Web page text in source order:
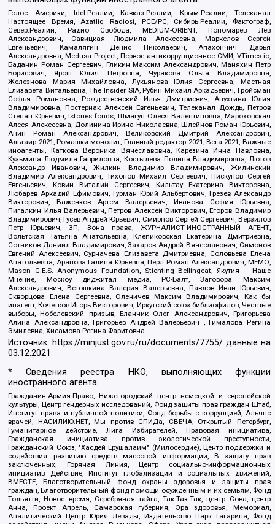
Голос Америки, Idel.Реалии, Кавказ.Реалии, Крым.Реалии, Телеканал
Настоящее Время, Azatliq Radiosi, PCE/PC, Сибирь.Реалии, Фактограф,
Север.Реалии, Радио Свобода, MEDIUM-ORIENT, Пономарев Лев
Александрович, Савицкая Людмила Алексеевна, Маркелов Сергей
Евгеньевич, Камалягин Денис Николаевич, Апахончич Дарья
Александровна, Medusa Project, Первое антикоррупционное СМИ, VTimes.io,
Баданин Роман Сергеевич, Гликин Максим Александрович, Маняхин Петр
Борисович, Ярош Юлия Петровна, Чуракова Ольга Владимировна,
Железнова Мария Михайловна, Лукьянова Юлия Сергеевна, Маетная
Елизавета Витальевна, The Insider SIA, Рубин Михаил Аркадьевич, Гройсман
Софья Романовна, Рождественский Илья Дмитриевич, Апухтина Юлия
Владимировна, Постернак Алексей Евгеньевич, Телеканал Дождь, Петров
Степан Юрьевич, Istories fonds, Шмагун Олеся Валентиновна, Мароховская
Алеся Алексеевна, Долинина Ирина Николаевна, Шлейнов Роман Юрьевич,
Анин Роман Александрович, Великовский Дмитрий Александрович,
Альтаир 2021, Ромашки монолит, Главный редактор 2021, Вега 2021, Важные
иноагенты, Каткова Вероника Вячеславовна, Карезина Инна Павловна,
Кузьмина Людмила Гавриловна, Костылева Полина Владимировна, Лютов
Александр Иванович, Жилкин Владимир Владимирович, Жилинский
Владимир Александрович, Тихонов Михаил Сергеевич, Пискунов Сергей
Евгеньевич, Ковин Виталий Сергеевич, Кильтау Екатерина Викторовна,
Любарев Аркадий Ефимович, Гурман Юрий Альбертович, Грезев Александр
Викторович, Важенков Артем Валерьевич, Иванова София Юрьевна,
Пигалкин Илья Валерьевич, Петров Алексей Викторович, Егоров Владимир
Владимирович, Гусев Андрей Юрьевич, Смирнов Сергей Сергеевич, Верзилов
Петр Юрьевич, ЗП, Зона права, ЖУРНАЛИСТ-ИНОСТРАННЫЙ АГЕНТ,
Вольтская Татьяна Анатольевна, Клепиковская Екатерина Дмитриевна,
Сотников Даниил Владимирович, Захаров Андрей Вячеславович, Симонов
Евгений Алексеевич, Сурначева Елизавета Дмитриевна, Соловьева Елена
Анатольевна, Арапова Галина Юрьевна, Перл Роман Александрович, МЕМО,
Mason G.E.S. Anonymous Foundation, Stichting Bellingcat, Якутия – Наше
Мнение, Москоу диджитал медиа, РС-Балт, Заговора Максим
Александрович, Ветошкина Валерия Валерьевна, Павлов Иван Юрьевич,
Скворцова Елена Сергеевна, Оленичев Максим Владимирович, Как бы
инагент, Кочетков Игорь Викторович, Иркутский союз библиофилов, Честные
выборы, Нобелевский призыв, Еланчик Олег Александрович, Григорьева
Алина Александровна, Григорьев Андрей Валерьевич , Гималова Регина
Эмилевна, Хисамова Регина Фаритовна
Источник: https://minjust.gov.ru/ru/documents/7755/ данные на
03.12.2021
* Сведения реестра НКО, выполняющих функции
иностранного агента:
Гражданин.Армия.Право, Нижегородский центр немецкой и европейской
культуры, Центр гендерных исследований, Фонд защиты прав граждан Штаб,
Институт права и публичной политики, Фонд борьбы с коррупцией, Альянс
врачей, НАСИЛИЮ.НЕТ, Мы против СПИДа, СВЕЧА, Открытый Петербург,
Гуманитарное действие, Лига Избирателей, Правовая инициатива,
Гражданская инициатива против экологической преступности,
Гражданский Союз, "Хасдей Ерушалаим" (Милосердие), Центр поддержки и
содействия развитию средств массовой информации, В защиту прав
заключенных, Горячая Линия, Центр социально-информационных
инициатив Действие, Институт глобализации и социальных движений,
ВМЕСТЕ, Благотворительный фонд охраны здоровья и защиты прав
граждан, Благотворительный фонд помощи осужденным и их семьям, Фонд
Тольятти, Новое время, Серебряная тайга, Так-Так-Так, центр Сова, центр
Анна, Проект Апрель, Самарская губерния, Эра здоровья, Мемориал,
Аналитический Центр Юрия Левады, Издательство Парк Гагарина, Фонд